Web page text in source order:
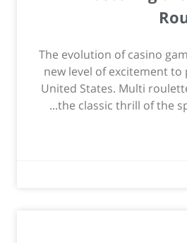
The evolution of casino
new level of excitement to
United States. Multi
the classic thrill of the